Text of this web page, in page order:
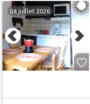
04 juillet 2026